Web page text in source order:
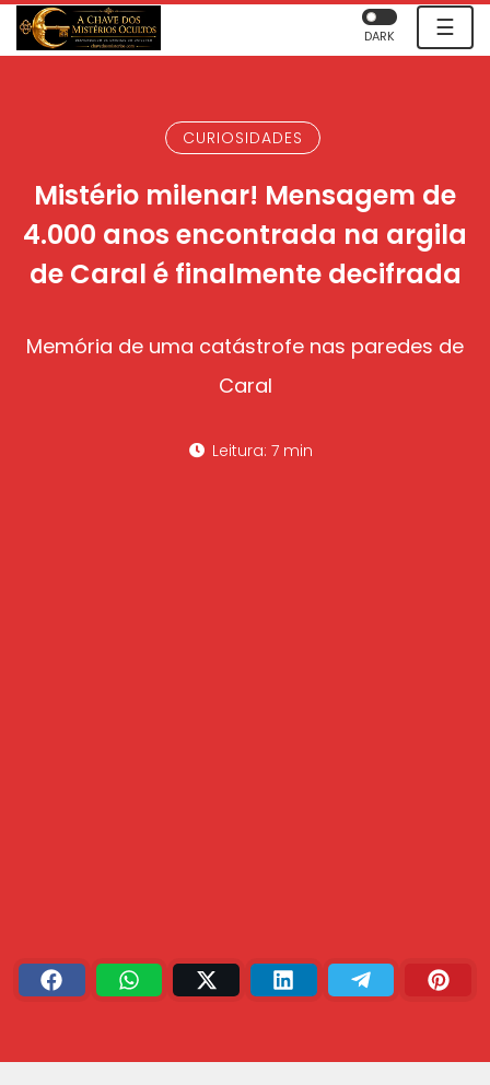
☰
DARK
CURIOSIDADES
Mistério milenar! Mensagem de
4.000 anos encontrada na argila
de Caral é finalmente decifrada
Memória de uma catástrofe nas paredes de
Caral
Leitura: 7 min